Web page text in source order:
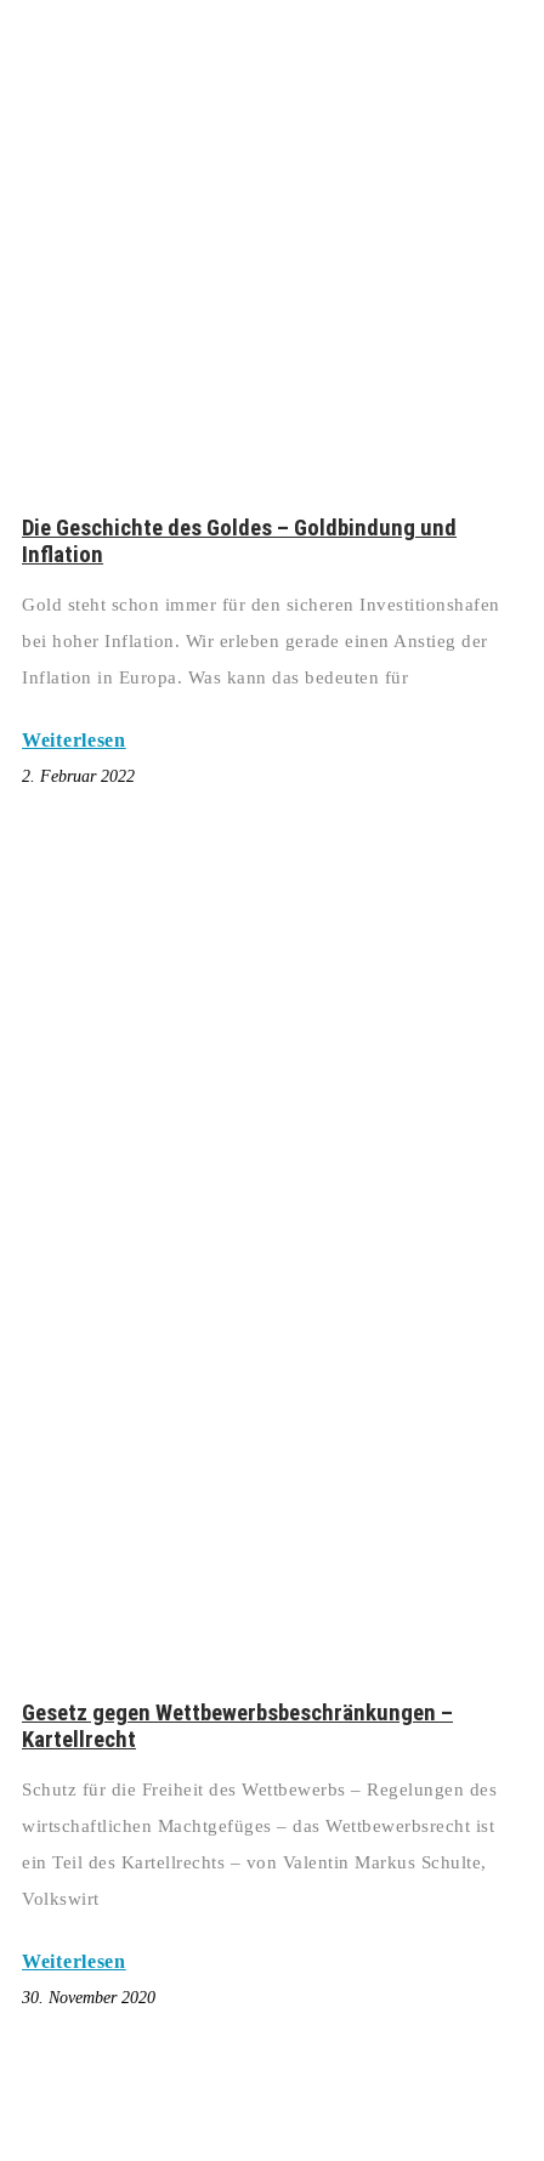
Die Geschichte des Goldes – Goldbindung und
Inflation
Gold steht schon immer für den sicheren Investitionshafen
bei hoher Inflation. Wir erleben gerade einen Anstieg der
Inflation in Europa. Was kann das bedeuten für
Weiterlesen
2. Februar 2022
Gesetz gegen Wettbewerbsbeschränkungen –
Kartellrecht
Schutz für die Freiheit des Wettbewerbs – Regelungen des
wirtschaftlichen Machtgefüges – das Wettbewerbsrecht ist
ein Teil des Kartellrechts – von Valentin Markus Schulte,
Volkswirt
Weiterlesen
30. November 2020